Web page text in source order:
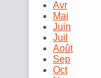
Avr
Mai
Juin
Juil
Août
Sep
Oct